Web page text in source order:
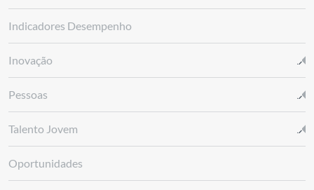
Indicadores Desempenho
Inovação
Pessoas
Talento Jovem
Oportunidades